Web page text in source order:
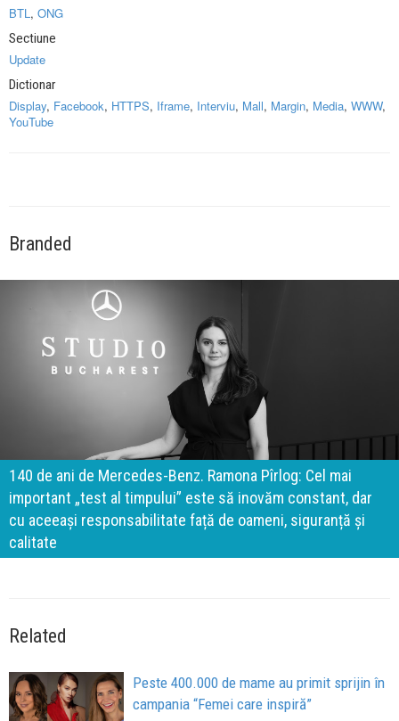
BTL, ONG
Sectiune
Update
Dictionar
Display, Facebook, HTTPS, Iframe, Interviu, Mall, Margin, Media, WWW,
YouTube
Branded
140 de ani de Mercedes-Benz. Ramona Pîrlog: Cel mai
important „test al timpului” este să inovăm constant, dar
cu aceeași responsabilitate față de oameni, siguranță și
calitate
Related
Peste 400.000 de mame au primit sprijin în
campania “Femei care inspiră”